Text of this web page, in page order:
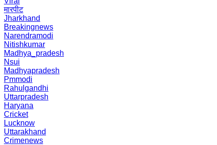
मारपीट
Jharkhand
Breakingnews
Narendramodi
Nitishkumar
Madhya_pradesh
Nsui
Madhyapradesh
Pmmodi
Rahulgandhi
Uttarpradesh
Haryana
Cricket
Lucknow
Uttarakhand
Crimenews